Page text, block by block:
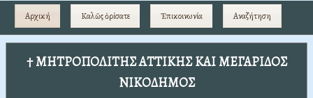
Αρχική Καλῶς ὁρίσατε Ἐπικοινωνία Αναζήτηση
† ΜΗΤΡΟΠΟΛΙΤΗΣ ΑΤΤΙΚΗΣ ΚΑΙ ΜΕΓΑΡΙΔΟΣ
ΝΙΚΟΔΗΜΟΣ